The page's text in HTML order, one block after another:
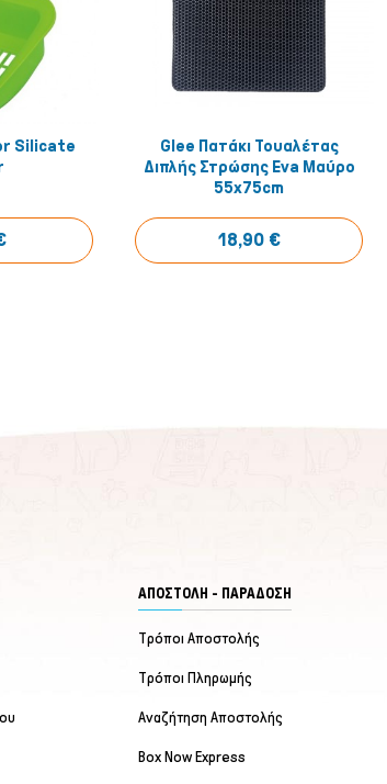
το!
Silicate
Αγόρασέ το!
Glee Πατάκι Τουαλέτας
Διπλής Στρώσης Eva Μαύρο
55x75cm
18,90 €
ΑΠΟΣΤΟΛΗ - ΠΑΡΑΔΟΣΗ
Τρόποι Αποστολής
Τρόποι Πληρωμής
Αναζήτηση Αποστολής
Box Now Express